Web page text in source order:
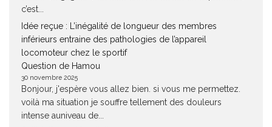
c’est...
Idée reçue : L’inégalité de longueur des membres
inférieurs entraine des pathologies de l’appareil
locomoteur chez le sportif
Question de Hamou
30 novembre 2025
Bonjour, j'espère vous allez bien. si vous me permettez.
voilà ma situation je souffre tellement des douleurs
intense auniveau de...